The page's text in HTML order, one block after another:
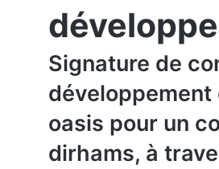
Signature de
oasis pour un
dirhams, à